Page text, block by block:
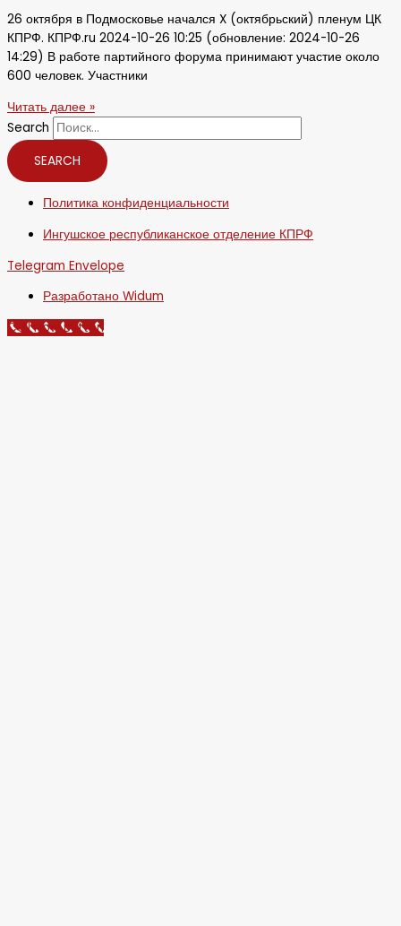
26 октября в Подмосковье начался X (октябрьский) пленум ЦК
КПРФ. КПРФ.ru 2024-10-26 10:25 (обновление: 2024-10-26
14:29) В работе партийного форума принимают участие около
600 человек. Участники
Читать далее »
Search
SEARCH
Политика конфиденциальности
Ингушское республиканское отделение КПРФ
Telegram Envelope
Разработано Widum
Call Now Button